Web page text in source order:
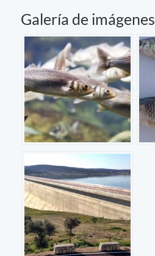
Galería de imágenes